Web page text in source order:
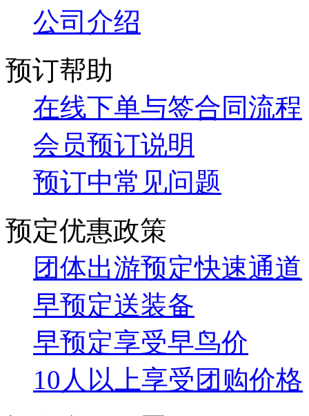
公司介绍
预订帮助
在线下单与签合同流程
会员预订说明
预订中常见问题
预定优惠政策
团体出游预定快速通道
早预定送装备
早预定享受早鸟价
10人以上享受团购价格